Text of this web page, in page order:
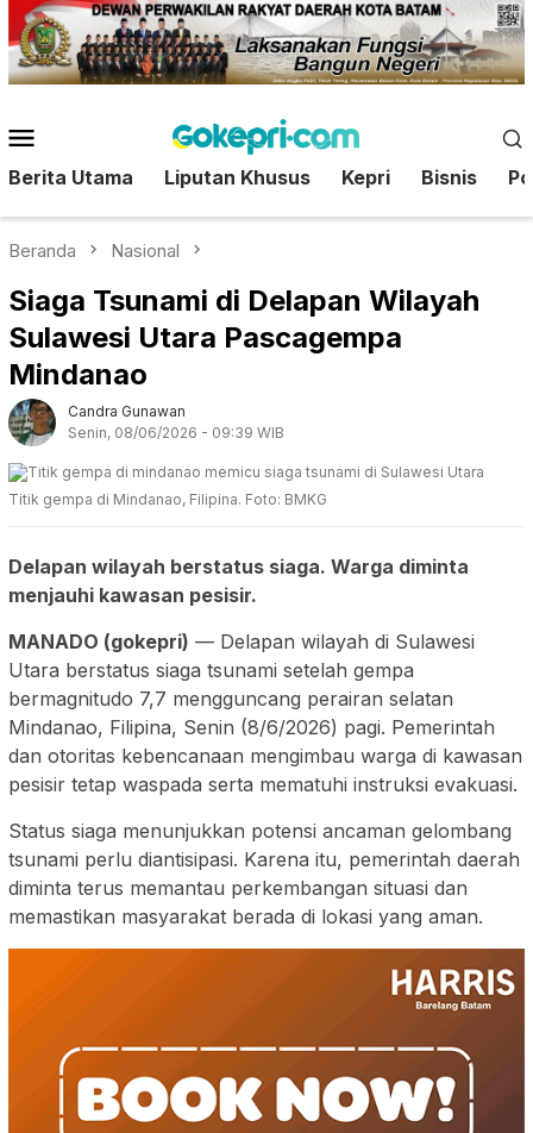
Loncat
ke
konten
Mobile
Berita Utama Liputan Khusus Kepri Bisnis
Beranda Nasional
Siaga Tsunami di Delapan Wilayah
Sulawesi Utara Pascagempa
Mindanao
Candra Gunawan
Senin, 08/06/2026 - 09:39 WIB
Titik gempa di Mindanao, Filipina. Foto: BMKG
Delapan wilayah berstatus siaga. Warga diminta
menjauhi kawasan pesisir.
MANADO (gokepri) — Delapan wilayah di Sulawesi
Utara berstatus siaga tsunami setelah gempa
bermagnitudo 7,7 mengguncang perairan selatan
Mindanao, Filipina, Senin (8/6/2026) pagi. Pemerintah
dan otoritas kebencanaan mengimbau warga di kawasan
pesisir tetap waspada serta mematuhi instruksi evakuasi.
Status siaga menunjukkan potensi ancaman gelombang
tsunami perlu diantisipasi. Karena itu, pemerintah daerah
diminta terus memantau perkembangan situasi dan
memastikan masyarakat berada di lokasi yang aman.